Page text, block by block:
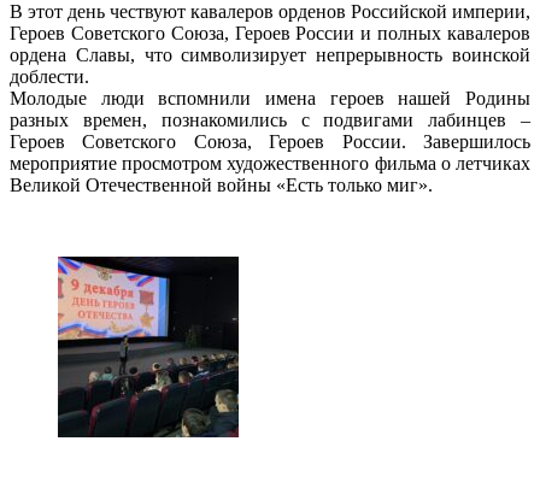
В этот день чествуют кавалеров орденов Российской империи,
Героев Советского Союза, Героев России и полных кавалеров
ордена Славы, что символизирует непрерывность воинской
доблести.
Молодые люди вспомнили имена героев нашей Родины
разных времен, познакомились с подвигами лабинцев –
Героев Советского Союза, Героев России. Завершилось
мероприятие просмотром художественного фильма о летчиках
Великой Отечественной войны «Есть только миг».